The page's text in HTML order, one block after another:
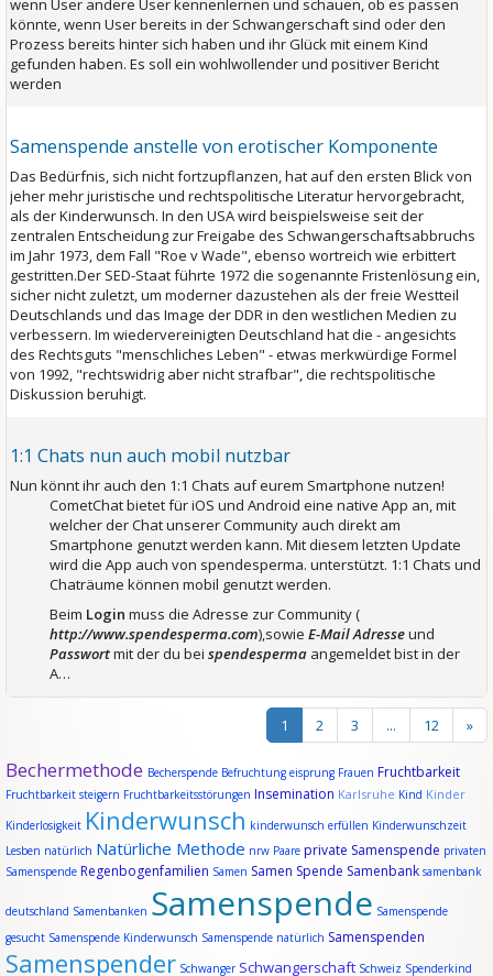
wenn User andere User kennenlernen und schauen, ob es passen
könnte, wenn User bereits in der Schwangerschaft sind oder den
Prozess bereits hinter sich haben und ihr Glück mit einem Kind
gefunden haben. Es soll ein wohlwollender und positiver Bericht
werden
Samen­spende anstelle von ero­tischer Kompo­nente
Das Bedürfnis, sich nicht fortzupflanzen, hat auf den ersten Blick von
jeher mehr juristische und rechtspolitische Literatur hervorgebracht,
als der Kinderwunsch. In den USA wird beispielsweise seit der
zentralen Entscheidung zur Freigabe des Schwangerschaftsabbruchs
im Jahr 1973, dem Fall "Roe v Wade", ebenso wortreich wie erbittert
gestritten.Der SED-Staat führte 1972 die sogenannte Fristenlösung ein,
sicher nicht zuletzt, um moderner dazustehen als der freie Westteil
Deutschlands und das Image der DDR in den westlichen Medien zu
verbessern. Im wiedervereinigten Deutschland hat die - angesichts
des Rechtsguts "menschliches Leben" - etwas merkwürdige Formel
von 1992, "rechtswidrig aber nicht strafbar", die rechtspolitische
Diskussion beruhigt.
1:1 Chats nun auch mobil nutzbar
Nun könnt ihr auch den 1:1 Chats auf eurem Smartphone nutzen!
CometChat bietet für iOS und Android eine native App an, mit
welcher der Chat unserer Community auch direkt am
Smartphone genutzt werden kann. Mit diesem letzten Update
wird die App auch von spendesperma. unterstützt. 1:1 Chats und
Chaträume können mobil genutzt werden.
Beim Login muss die Adresse zur Community (
http://www.spendesperma.com),sowie E-Mail Adresseund
Passwortmit der du bei spendesperma angemeldet bist in der
A…
1 2 3 ... 12 »
Bechermethode Becherspende Befruchtung eisprung Frauen Fruchtbarkeit
Fruchtbarkeit steigern Fruchtbarkeitsstörungen Insemination Karlsruhe Kind Kinder
Kinderlosigkeit Kinderwunsch kinderwunsch erfüllen Kinderwunschzeit
Lesben natürlich Natürliche Methode nrw Paare private Samenspende privaten
Samenspende Regenbogenfamilien Samen Samen Spende Samenbank samenbank
deutschland Samenbanken Samenspende Samenspende
gesucht Samenspende Kinderwunsch Samenspende natürlich Samenspenden
Samenspender Schwanger Schwangerschaft Schweiz Spenderkind